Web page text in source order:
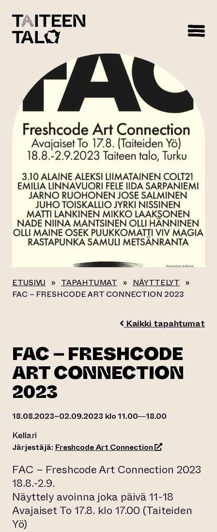
ETUSIVU » TAPAHTUMAT » NÄYTTELYT »
FAC – FRESHCODE ART CONNECTION 2023
Kaikki tapahtumat
FAC – FRESHCODE
ART CONNECTION
2023
18.08.2023–02.09.2023 klo 11.00—18.00
Kellari
Järjestäjä: Freshcode Art Connection(siirtyy toiseen
FAC – Freshcode Art Connection 2023
18.8.-2.9.
Näyttely avoinna joka päivä 11-18
Avajaiset To 17.8. klo 17.00 (Taiteiden
Yö)